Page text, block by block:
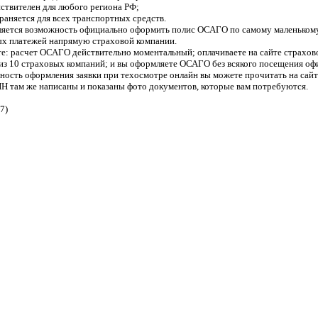
для любого региона РФ;
для всех транспортных средств.
возможность официально оформить полис ОСАГО по самому
платежей напрямую страховой компании.
расчет ОСАГО действительно моментальный; оплачиваете на сайте
10 страховых компаний; и вы оформляете ОСАГО без всякого посещения
оформления заявки при техосмотре онлайн вы можете прочитать на
же написаны и показаны фото документов, которые вам потребуются.